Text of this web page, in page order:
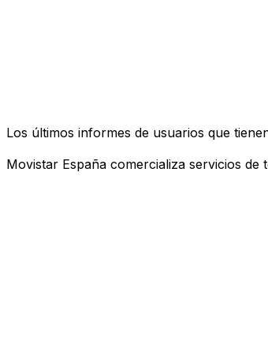
Los últimos informes de usuarios que
Movistar España comercializa servicios